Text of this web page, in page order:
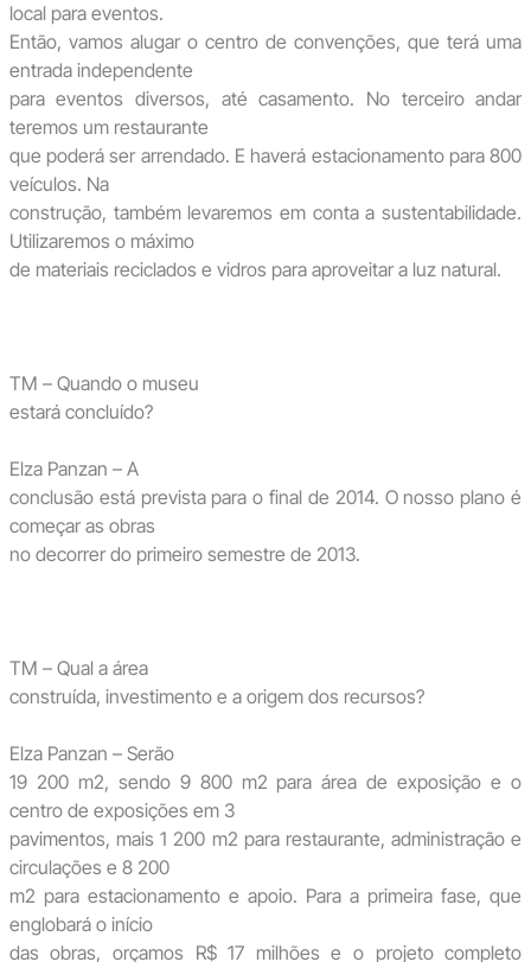
local para eventos.
Então, vamos alugar o centro de convenções, que terá uma
entrada independente
para eventos diversos, até casamento. No terceiro andar
teremos um restaurante
que poderá ser arrendado. E haverá estacionamento para 800
veículos. Na
construção, também levaremos em conta a sustentabilidade.
Utilizaremos o máximo
de materiais reciclados e vidros para aproveitar a luz natural.
TM – Quando o museu
estará concluído?
Elza Panzan – A
conclusão está prevista para o final de 2014. O nosso plano é
começar as obras
no decorrer do primeiro semestre de 2013.
TM – Qual a área
construída, investimento e a origem dos recursos?
Elza Panzan – Serão
19 200 m2, sendo 9 800 m2 para área de exposição e o
centro de exposições em 3
pavimentos, mais 1 200 m2 para restaurante, administração e
circulações e 8 200
m2 para estacionamento e apoio. Para a primeira fase, que
englobará o início
das obras, orçamos R$ 17 milhões e o projeto completo